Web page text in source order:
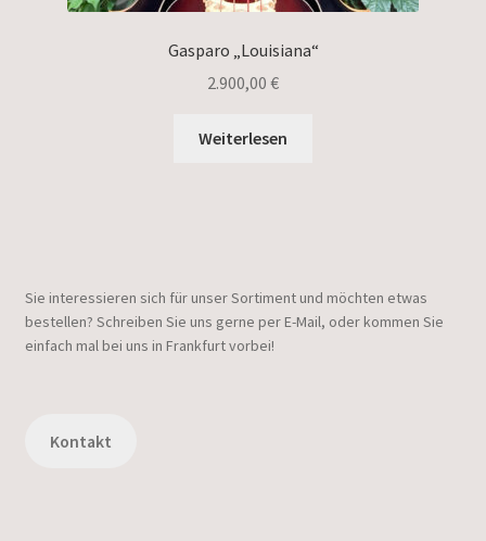
Gasparo „Louisiana“
2.900,00 €
Weiterlesen
Sie interessieren sich für unser Sortiment und möchten etwas
bestellen? Schreiben Sie uns gerne per E-Mail, oder kommen Sie
einfach mal bei uns in Frankfurt vorbei!
Kontakt